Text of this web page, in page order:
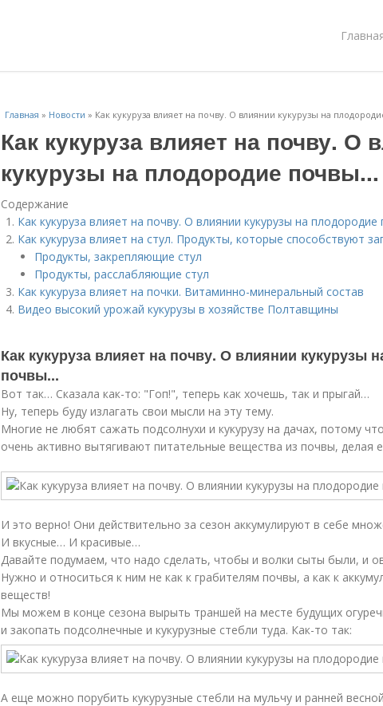
Главная » Новости » Как кукуруза влияет на почву. О влиянии кукурузы на
Как кукуруза влияет на почву. О
кукурузы на плодородие почвы...
Содержание
Как кукуруза влияет на почву. О влиянии кукурузы на плодородие
Как кукуруза влияет на стул. Продукты, которые способствуют
Продукты, закрепляющие стул
Продукты, расслабляющие стул
Как кукуруза влияет на почки. Витаминно-минеральный состав
Видео высокий урожай кукурузы в хозяйстве Полтавщины
Как кукуруза влияет на почву. О влиянии кукурузы
почвы...
Вот так… Сказала как-то: "Гоп!", теперь как хочешь, так и прыгай…
Ну, теперь буду излагать свои мысли на эту тему.
Многие не любят сажать подсолнухи и кукурузу на дачах, потому
очень активно вытягивают питательные вещества из почвы, делая
И это верно! Они действительно за сезон аккумулируют в себе
И вкусные… И красивые…
Давайте подумаем, что надо сделать, чтобы и волки сыты были, и
Нужно и относиться к ним не как к грабителям почвы, а как к
веществ!
Мы можем в конце сезона вырыть траншей на месте будущих
и закопать подсолнечные и кукурузные стебли туда. Как-то так:
А еще можно порубить кукурузные стебли на мульчу и ранней